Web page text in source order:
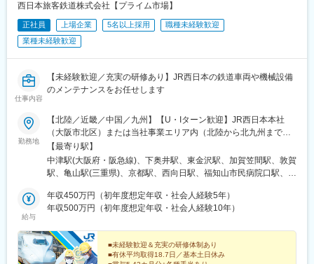
西日本旅客鉄道株式会社【プライム市場】
正社員 上場企業 5名以上採用
職種未経験歓迎
業種未経験歓迎
仕事内容
【未経験歓迎／充実の研修あり】JR西日本の鉄道車両や機械設備
のメンテナンスをお任せします
勤務地
【北陸／近畿／中国／九州】【U・Iターン歓迎】JR西日本本社
（大阪市北区）または当社事業エリア内（北陸から北九州まで）
の各支社※可能な限り希望に沿う配属をいたします【北陸エリア】
富山県（富山市）石川県（金沢市、白山市）福井県（敦賀市）
【近畿エリア】京都府（京都市、向日市、福知山市）大阪府（大
良県（奈良市）三重県（亀山市）和歌山県（和歌山市、田辺市）
【中国エリア】鳥取県（鳥取市、米子市）島根県（出雲市）岡山
エリア】福岡県（那珂川市)＜本社＞〒530-8341大阪府大阪市北
区芝田2-4-24（各線「大阪」駅より徒歩7分）※受動喫煙対策：敷
地内喫煙可能場所あり
【最寄り駅】
中津駅(大阪府・阪急線)、下奥井駅、東金沢駅、加賀笠間駅、敦賀
駅、亀山駅(三重県)、京都駅、西向日駅、福知山市民病院口駅、森
駅、吹田駅(東海道本線)、高槻市駅、高井田中央駅、日根野駅、林
崎松江海岸駅、豊岡駅(兵庫県)、姫路駅、太市駅、網干駅、厄神
富士見町駅(鳥取県)、米子駅、浜田駅、出雲神西駅、大安寺駅、北
長瀬駅、岡山駅、矢賀駅、天神川駅、新山口駅、幡生駅、下関
駅、博多南駅、大阪梅田駅(阪急線)、大阪城公園駅、大阪阿部野橋
給与
年収450万円（初年度想定年収・社会人経験5年）
年収500万円（初年度想定年収・社会人経験10年）
■未経験歓迎＆充実の研修体制あり
■有休平均取得18.7日／基本土日休み